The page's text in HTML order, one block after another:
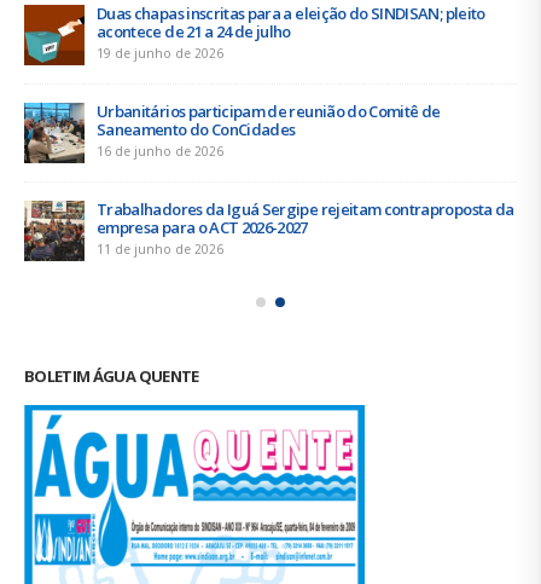
Duas chapas inscritas para a eleição do SINDISAN; pleito
acontece de 21 a 24 de julho
19 de junho de 2026
Urbanitários participam de reunião do Comitê de
Saneamento do ConCidades
16 de junho de 2026
Trabalhadores da Iguá Sergipe rejeitam contraproposta da
empresa para o ACT 2026-2027
11 de junho de 2026
BOLETIM ÁGUA QUENTE